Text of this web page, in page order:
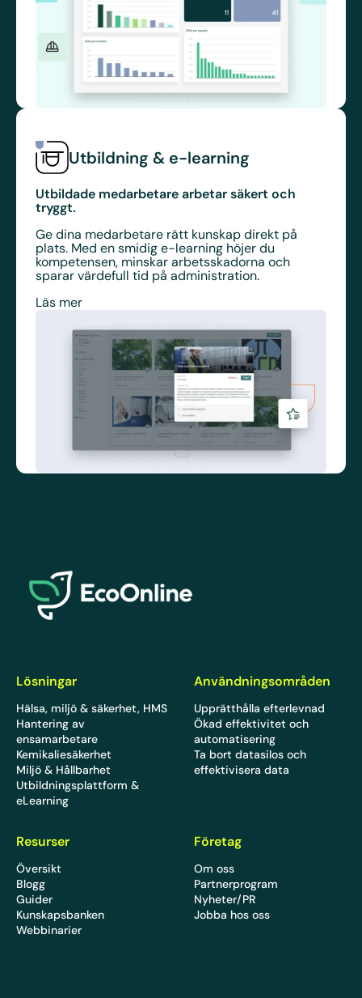
Utbildning & e-learning
Utbildade medarbetare arbetar säkert och
tryggt.
Ge dina medarbetare rätt kunskap direkt på
plats. Med en smidig e-learning höjer du
kompetensen, minskar arbetsskadorna och
sparar värdefull tid på administration.
Läs mer
Lösningar
Hälsa, miljö & säkerhet, HMS
Hantering av
ensamarbetare
Kemikaliesäkerhet
Miljö & Hållbarhet
Utbildningsplattform &
eLearning
Användningsområden
Upprätthålla efterlevnad
Ökad effektivitet och
automatisering
Ta bort datasilos och
effektivisera data
Resurser
Översikt
Blogg
Guider
Kunskapsbanken
Webbinarier
Företag
Om oss
Partnerprogram
Nyheter/PR
Jobba hos oss